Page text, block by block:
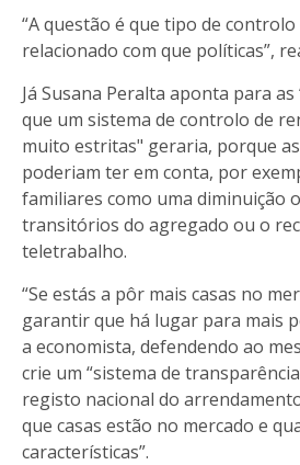
“A questão é que tipo de controlo
relacionado com que políticas”,
Já Susana Peralta aponta para
que um sistema de controlo de
muito estritas" geraria, porque
poderiam ter em conta, por
familiares como uma diminuição
transitórios do agregado ou o
teletrabalho.
“Se estás a pôr mais casas no
garantir que há lugar para mais
a economista, defendendo ao
crie um “sistema de
registo nacional do
que casas estão no mercado e
características”.